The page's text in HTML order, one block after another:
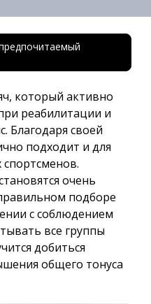
который активно
реабилитации и
Благодаря своей
подходит и для
очень
подборе
с соблюдением
все группы
добиться
общего тонуса